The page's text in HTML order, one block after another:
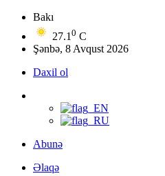
Bakı
27.1 0 C
Şənbə, 8 Avqust 2026
Daxil ol
Abunə
Əlaqə